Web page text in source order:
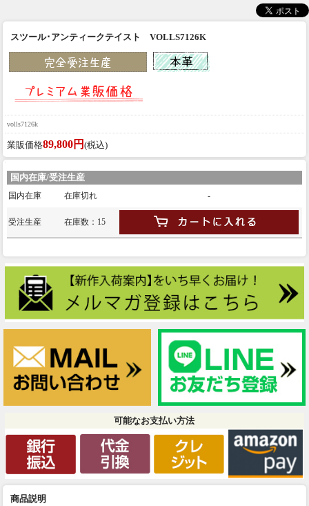
スツール･アンティークテイスト VOLLS7126K
volls7126k
業販価格89,800円 (税込)
国内在庫/受注生産
国内在庫 在庫切れ -
受注生産 在庫数：15
可能なお支払い方法
商品説明